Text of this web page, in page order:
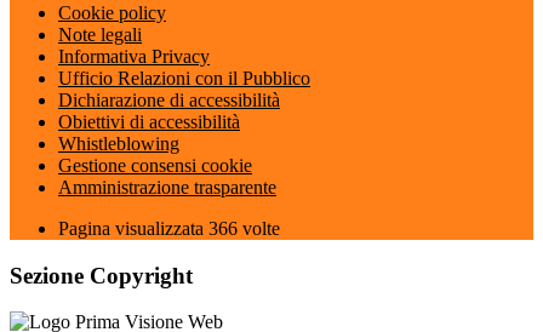
Cookie policy
Note legali
Informativa Privacy
Ufficio Relazioni con il Pubblico
Dichiarazione di accessibilità
Obiettivi di accessibilità
Whistleblowing
Gestione consensi cookie
Amministrazione trasparente
Pagina visualizzata 366 volte
Sezione Copyright